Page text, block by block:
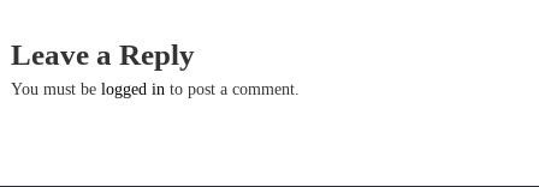
s
t
Leave a Reply
You must be logged into post a comment.